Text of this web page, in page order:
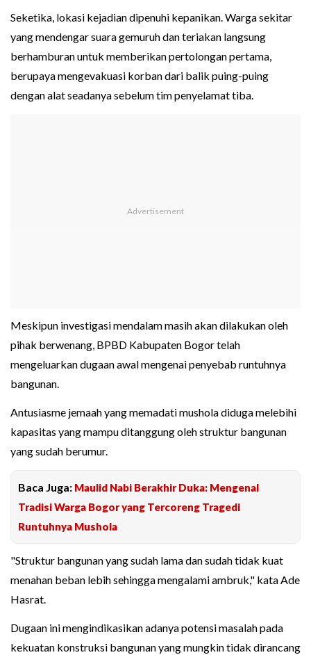
Seketika, lokasi kejadian dipenuhi kepanikan. Warga sekitar
yang mendengar suara gemuruh dan teriakan langsung
berhamburan untuk memberikan pertolongan pertama,
berupaya mengevakuasi korban dari balik puing-puing
dengan alat seadanya sebelum tim penyelamat tiba.
Meskipun investigasi mendalam masih akan dilakukan oleh
pihak berwenang, BPBD Kabupaten Bogor telah
mengeluarkan dugaan awal mengenai penyebab runtuhnya
bangunan.
Antusiasme jemaah yang memadati mushola diduga melebihi
kapasitas yang mampu ditanggung oleh struktur bangunan
yang sudah berumur.
Baca Juga: Maulid Nabi Berakhir Duka: Mengenal
Tradisi Warga Bogor yang Tercoreng Tragedi
Runtuhnya Mushola
"Struktur bangunan yang sudah lama dan sudah tidak kuat
menahan beban lebih sehingga mengalami ambruk," kata Ade
Hasrat.
Dugaan ini mengindikasikan adanya potensi masalah pada
kekuatan konstruksi bangunan yang mungkin tidak dirancang